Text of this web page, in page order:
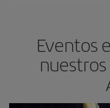
Eventos